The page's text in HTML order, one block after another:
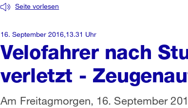
Velofahrer nach
verletzt -
Seite vorlesen
Am Freitagmorgen, 16. September
16. September 2016,13.31 Uhr